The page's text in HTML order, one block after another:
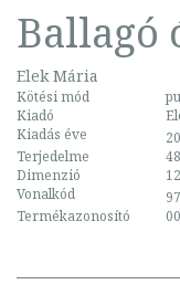
Ballagó
Elek Mária
Kötési mód
Kiadó
Kiadás éve
Terjedelme
48
Dimenzió
Vonalkód
Termékazonosító